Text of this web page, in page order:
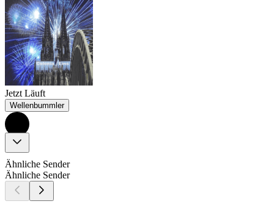
Jetzt Läuft
Wellenbummler
Ähnliche Sender
Ähnliche Sender